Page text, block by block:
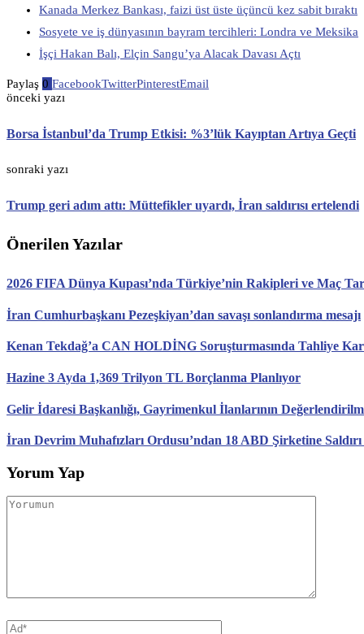
Kanada Merkez Bankası, faizi üst üste üçüncü kez sabit bıraktı
Sosyete ve iş dünyasının bayram tercihleri: Londra ve Meksika
İşçi Hakan Balı, Elçin Sangu’ya Alacak Davası Açtı
Paylaş 0 FacebookTwitterPinterestEmail
önceki yazı
Borsa İstanbul’da Trump Etkisi: %3’lük Kayıptan Artıya Geçti
sonraki yazı
Trump geri adım attı: Müttefikler uyardı, İran saldırısı ertelendi
Önerilen Yazılar
2026 FIFA Dünya Kupası’nda Türkiye’nin Rakipleri ve Maç
İran Cumhurbaşkanı Pezeşkiyan’dan savaşı sonlandırma mesajı
Kenan Tekdağ’a CAN HOLDİNG Soruşturmasında Tahliye
Hazine 3 Ayda 1,369 Trilyon TL Borçlanma Planlıyor
Gelir İdaresi Başkanlığı, Gayrimenkul İlanlarının
İran Devrim Muhafızları Ordusu’ndan 18 ABD Şirketine
Yorum Yap